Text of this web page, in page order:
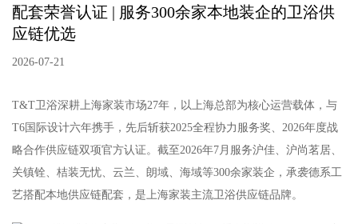
配套荣誉认证 | 服务300余家本地装企的卫浴供
应链优选
2026-07-21
T&T卫浴深耕上海家装市场27年，以上海总部为核心运营载体，与
T6国际设计六年携手，先后斩获2025全程协力服务奖、2026年度战
略合作供应链双项官方认证。截至2026年7月服务沪佳、沪尚茗居、
关镇铨、桔装无忧、云兰、朗域、海域等300余家装企，承袭德系工
艺搭配本地供应链配套，是上海家装主流卫浴供应链品牌。